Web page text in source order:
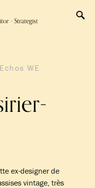
WE
ex-designer de
vintage, très